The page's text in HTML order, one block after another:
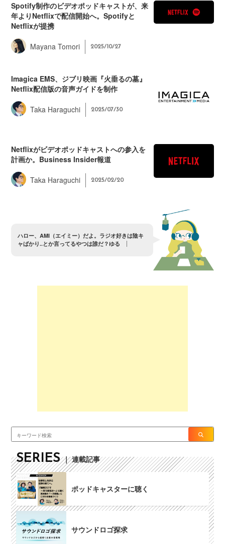
Spotify制作のビデオポッドキャストが、来
年よりNetflixで配信開始へ。Spotifyと
Netflixが提携
Mayana Tomori 2025/10/27
Imagica EMS、ジブリ映画『火垂るの墓』
Netflix配信版の音声ガイドを制作
Taka Haraguchi 2025/07/30
Netflixがビデオポッドキャストへの参入を
計画か。Business Insider報道
Taka Haraguchi 2025/02/20
イ だ よ ラ オ 好 き 陰 キ
ャばか り ..とか言っ てる や つは誰 だ？ゆるさん
ぞ 〜？
SERIES ｜ 連載記事
ポッドキャスターに聴く
サウンドロゴ探求